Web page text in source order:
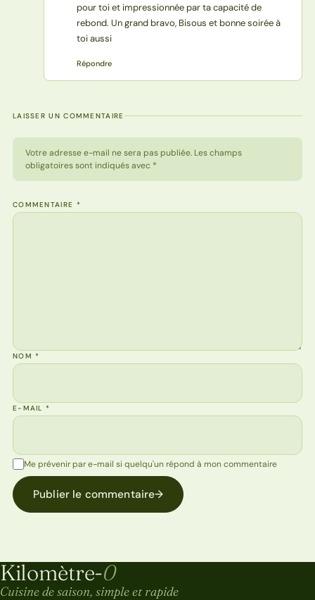
pour toi et impressionnée par ta capacité de
rebond. Un grand bravo, Bisous et bonne soirée à
toi aussi
Répondre
LAISSER UN COMMENTAIRE
Votre adresse e-mail ne sera pas publiée. Les champs
obligatoires sont indiqués avec *
COMMENTAIRE *
NOM*
E-MAIL*
Me prévenir par e-mail si quelqu'un répond à mon commentaire
Publier le commentaire→
Kilomètre-0
Kilomètre-0
Cuisine de saison, simple et rapide